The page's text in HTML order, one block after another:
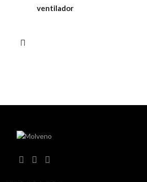
ventilador